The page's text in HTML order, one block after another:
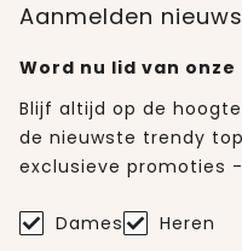
Aanmelden
Word nu lid van
Blijf altijd op de
de nieuwste trendy
exclusieve promoties
Dames Heren